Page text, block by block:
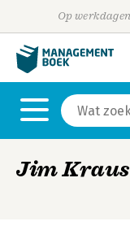
Op
Jim Kraus